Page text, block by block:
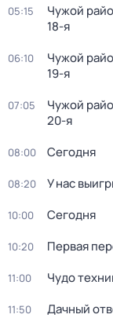
05:15 Чужой
18-я
06:10 Чужой
19-я
07:05 Чужой
20-я
08:00 Сегодня
08:20 У нас
10:00 Сегодня
10:20 Первая
11:00 Чудо
11:50 Дачный